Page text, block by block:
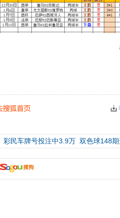
彩民车牌号投注中3.9万 双色球148